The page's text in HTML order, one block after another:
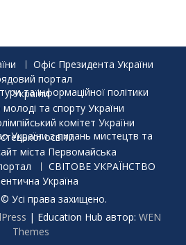
Офіс Президента України
портал
Міністерство культури та інформаційної політики України
молоді та спорту України
комітет України
України з питань мистецтв та мистецької освіти
міста Первомайська
СВІТОВЕ УКРАЇНСТВО
Україна
Усі права захищено.
| Education Hub автор: WEN
Themes